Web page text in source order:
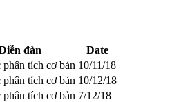
đàn
Date
tích cơ bản 10/11/18
tích cơ bản 10/12/18
tích cơ bản 7/12/18